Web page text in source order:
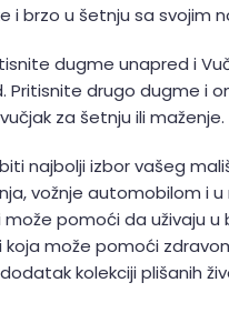
i brzo u šetnju sa svojim
dugme unapred i
Pritisnite drugo dugme i
za šetnju ili maženje.
najbolji izbor vašeg
vožnje automobilom i
može pomoći da uživaju u
može pomoći
kolekciji plišanih